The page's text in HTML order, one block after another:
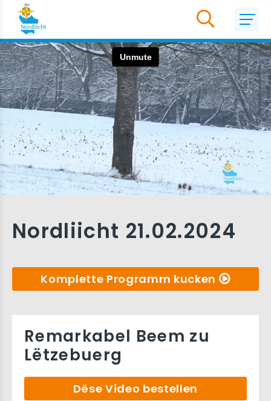
Nordliicht 21.02.2024
Komplette Programm kucken
Remarkabel Beem zu
Lëtzebuerg
Dëse Video bestellen